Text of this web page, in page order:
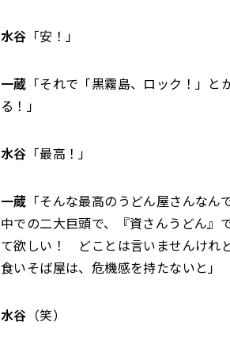
水谷 「安！」
一蔵 「それで「黒霧島、ロック！」
る！」
水谷 「最高！」
一蔵 「そんな最高のうどん屋さんな
中での二大巨頭で、『資さんうどん』
て欲しい！ どことは言いませんけれ
食いそば屋は、危機感を持たないと」
水谷 （笑）